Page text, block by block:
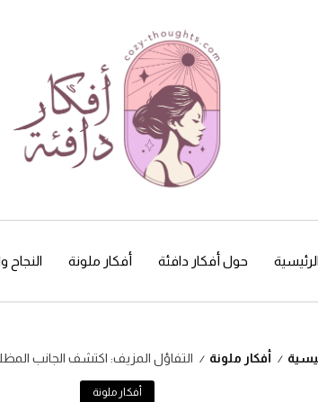
الرئيسية حول أفكار دافئة أفكار ملونة النجاح
/ أفكار ملونة / التفاؤل المزيف: اكتشف الجانب
أفكار ملونة